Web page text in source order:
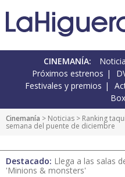
CINEMANÍA:
Próximos estrenos
Festivales y premios
Cinemanía > Noticias > Ranking
semana del puente de diciembre
Destacado: Llega a las salas
'Minions & monsters'